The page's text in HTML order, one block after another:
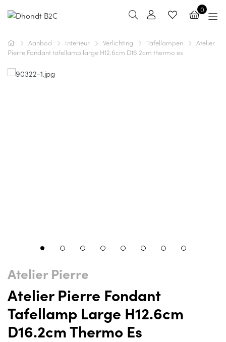
0
Aanbod Interieur Verlichting Tafellampen
Atelier
Pierre Fondant tafellamp large H12.6cm D16.2cm thermo es
Atelier Pierre
Atelier Pierre Fondant
Tafellamp Large H12.6cm
D16.2cm Thermo Es